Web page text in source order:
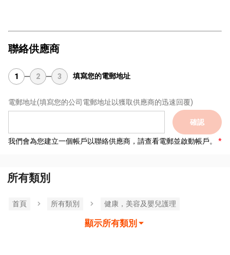
聯絡供應商
1 2 3 填寫您的電郵地址
電郵地址(填寫您的公司電郵地址以獲取供應商的迅速回覆)
確認
我們會為您建立一個帳戶以聯絡供應商，請查看電郵並啟動帳戶。
所有類別
首頁 所有類別 健康，美容及嬰兒護理
顯示所有類別